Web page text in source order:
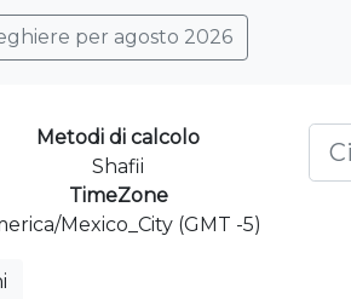
per agosto 2026
Metodi di calcolo
Shafii
TimeZone
Mexico_City (GMT -5)